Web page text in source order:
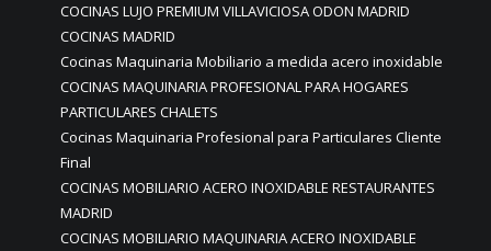
COCINAS LUJO PREMIUM VILLAVICIOSA ODON MADRID
COCINAS MADRID
Cocinas Maquinaria Mobiliario a medida acero inoxidable
COCINAS MAQUINARIA PROFESIONAL PARA HOGARES
PARTICULARES CHALETS
Cocinas Maquinaria Profesional para Particulares Cliente
Final
COCINAS MOBILIARIO ACERO INOXIDABLE RESTAURANTES
MADRID
COCINAS MOBILIARIO MAQUINARIA ACERO INOXIDABLE